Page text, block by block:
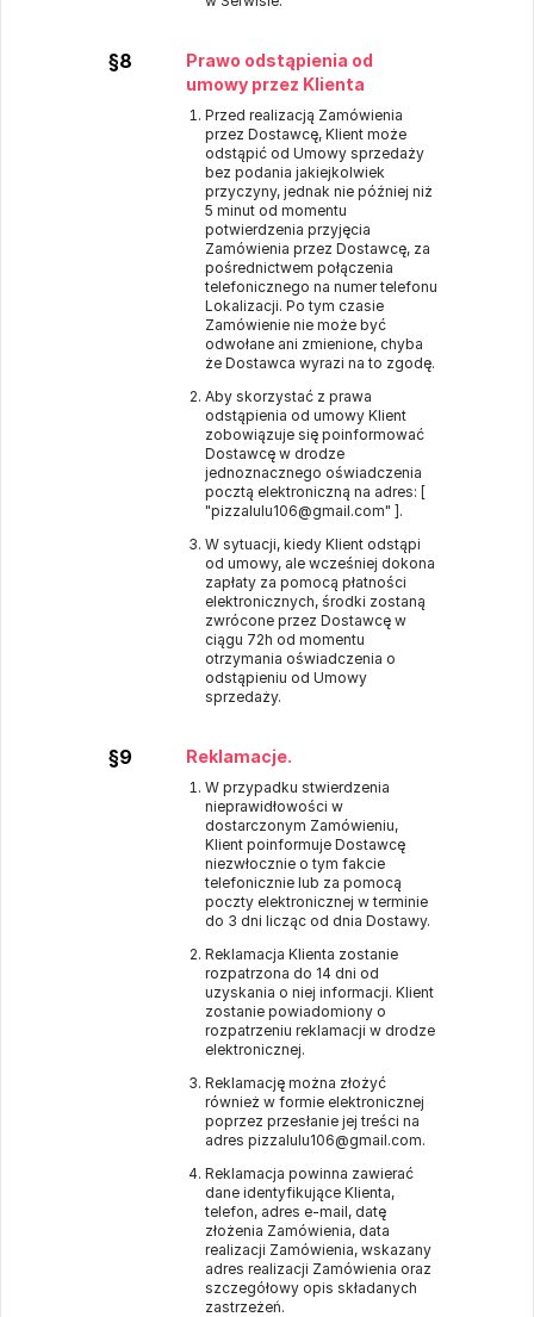
§8
Prawo odstąpienia od
umowy przez Klienta
Przed realizacją Zamówienia
przez Dostawcę, Klient może
odstąpić od Umowy sprzedaży
bez podania jakiejkolwiek
przyczyny, jednak nie później niż
5 minut od momentu
potwierdzenia przyjęcia
Zamówienia przez Dostawcę, za
pośrednictwem połączenia
telefonicznego na numer telefonu
Lokalizacji. Po tym czasie
Zamówienie nie może być
odwołane ani zmienione, chyba
że Dostawca wyrazi na to zgodę.
Aby skorzystać z prawa
odstąpienia od umowy Klient
zobowiązuje się poinformować
Dostawcę w drodze
jednoznacznego oświadczenia
pocztą elektroniczną na adres: [
"pizzalulu106@gmail.com" ].
W sytuacji, kiedy Klient odstąpi
od umowy, ale wcześniej dokona
zapłaty za pomocą płatności
elektronicznych, środki zostaną
zwrócone przez Dostawcę w
ciągu 72h od momentu
otrzymania oświadczenia o
odstąpieniu od Umowy
sprzedaży.
§9 Reklamacje.
W przypadku stwierdzenia
nieprawidłowości w
dostarczonym Zamówieniu,
Klient poinformuje Dostawcę
niezwłocznie o tym fakcie
telefonicznie lub za pomocą
poczty elektronicznej w terminie
do 3 dni licząc od dnia Dostawy.
Reklamacja Klienta zostanie
rozpatrzona do 14 dni od
uzyskania o niej informacji. Klient
zostanie powiadomiony o
rozpatrzeniu reklamacji w drodze
elektronicznej.
Reklamację można złożyć
również w formie elektronicznej
poprzez przesłanie jej treści na
adres pizzalulu106@gmail.com.
Reklamacja powinna zawierać
dane identyfikujące Klienta,
telefon, adres e-mail, datę
złożenia Zamówienia, data
realizacji Zamówienia, wskazany
adres realizacji Zamówienia oraz
szczegółowy opis składanych
zastrzeżeń.